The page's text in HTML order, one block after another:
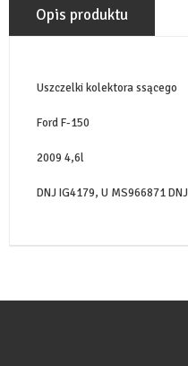
Opis produktu
Uszczelki kolektora ssącego
Ford F-150
2009 4,6l
DNJ IG4179, U MS966871 DNJ